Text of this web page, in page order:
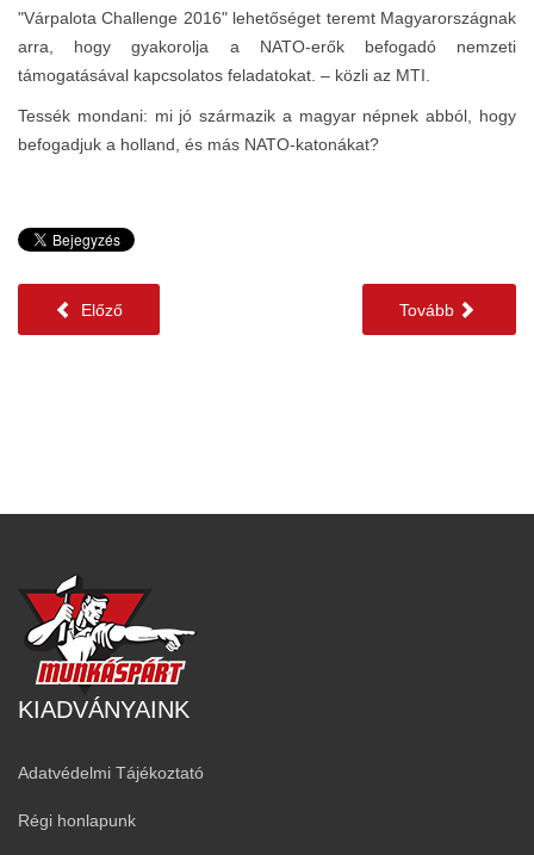
"Várpalota Challenge 2016" lehetőséget teremt Magyarországnak
arra, hogy gyakorolja a NATO-erők befogadó nemzeti
támogatásával kapcsolatos feladatokat. – közli az MTI.
Tessék mondani: mi jó származik a magyar népnek abból, hogy
befogadjuk a holland, és más NATO-katonákat?
Előző Tovább
KIADVÁNYAINK
Adatvédelmi Tájékoztató
Régi honlapunk